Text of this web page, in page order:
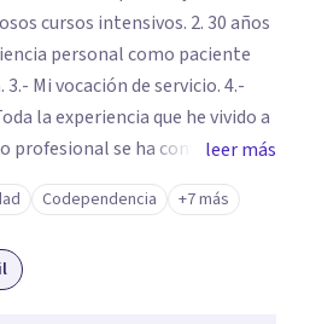
cursos intensivos. 2. 30 años
personal como paciente
Mi vocación de servicio. 4.-
profesional se ha convertido en
y satisfactoria en mi, por la
objetivos, que me han dado
y este es mi objetivo para mis
de compresión y
leer más
Codependencia +7 más